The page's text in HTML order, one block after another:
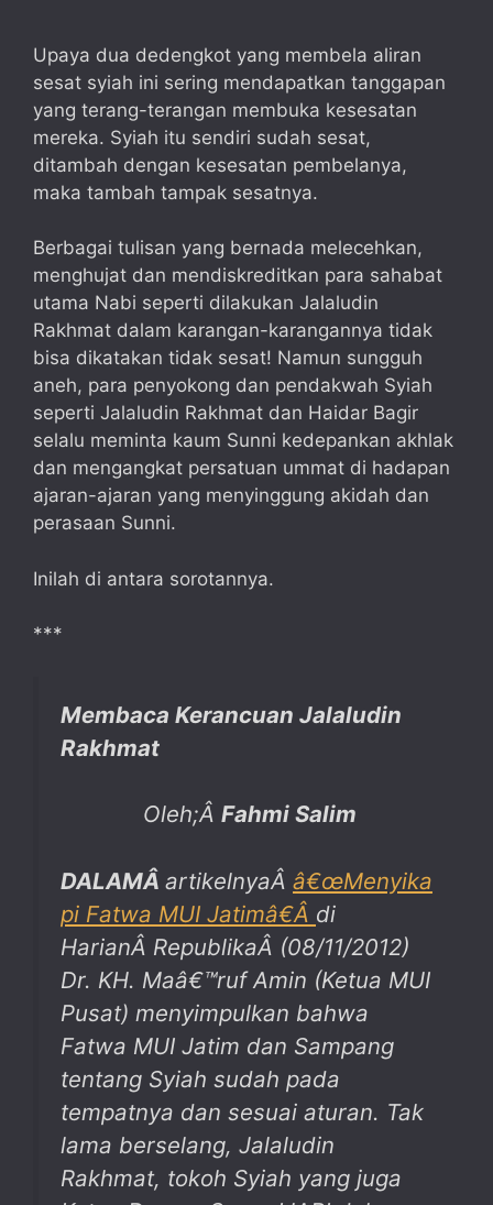
Upaya dua dedengkot yang membela aliran
sesat syiah ini sering mendapatkan tanggapan
yang terang-terangan membuka kesesatan
mereka. Syiah itu sendiri sudah sesat,
ditambah dengan kesesatan pembelanya,
maka tambah tampak sesatnya.
Berbagai tulisan yang bernada melecehkan,
menghujat dan mendiskreditkan para sahabat
utama Nabi seperti dilakukan Jalaludin
Rakhmat dalam karangan-karangannya tidak
bisa dikatakan tidak sesat! Namun sungguh
aneh, para penyokong dan pendakwah Syiah
seperti Jalaludin Rakhmat dan Haidar Bagir
selalu meminta kaum Sunni kedepankan akhlak
dan mengangkat persatuan ummat di hadapan
ajaran-ajaran yang menyinggung akidah dan
perasaan Sunni.
Inilah di antara sorotannya.
***
Membaca Kerancuan Jalaludin
Rakhmat
Oleh;Â Fahmi Salim
DALAMÂ artikelnyaÂ â€œMenyika
pi Fatwa MUI Jatimâ€Â di
HarianÂ RepublikaÂ (08/11/2012)
Dr. KH. Maâ€™ruf Amin (Ketua MUI
Pusat) menyimpulkan bahwa
Fatwa MUI Jatim dan Sampang
tentang Syiah sudah pada
tempatnya dan sesuai aturan. Tak
lama berselang, Jalaludin
Rakhmat, tokoh Syiah yang juga